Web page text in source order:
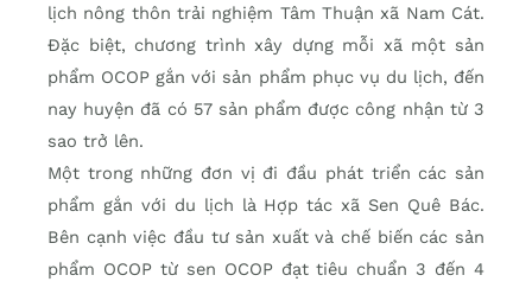
lịch nông thôn trải nghiệm Tâm Thuận xã Nam Cát.
Đặc biệt, chương trình xây dựng mỗi xã một sản
phẩm OCOP gắn với sản phẩm phục vụ du lịch, đến
nay huyện đã có 57 sản phẩm được công nhận từ 3
sao trở lên.
Một trong những đơn vị đi đầu phát triển các sản
phẩm gắn với du lịch là Hợp tác xã Sen Quê Bác.
Bên cạnh việc đầu tư sản xuất và chế biến các sản
phẩm OCOP từ sen OCOP đạt tiêu chuẩn 3 đến 4